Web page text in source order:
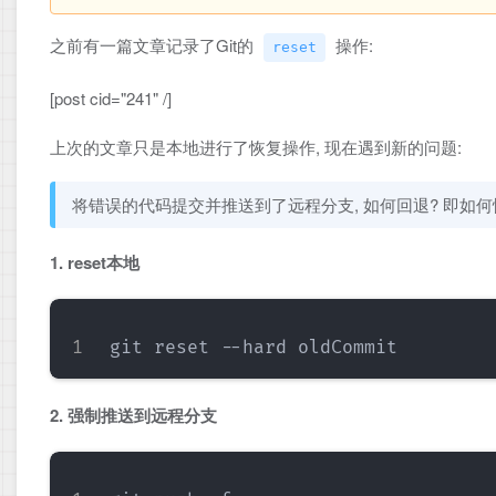
之前有一篇文章记录了Git的 reset 操作:
[post cid="241" /]
上次的文章只是本地进行了恢复操作, 现在遇到新的问题:
将错误的代码提交并推送到了远程分支, 如何回退? 即如
1. reset本地
2. 强制推送到远程分支